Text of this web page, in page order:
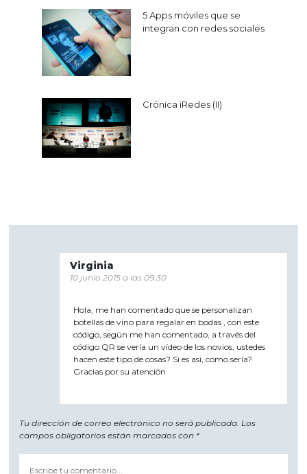
Navegación
de
entradas
5 Apps móviles que se
integran con redes sociales
Crónica iRedes (II)
Virginia
10 junio 2015 a las 09:30
Hola, me han comentado que se personalizan
botellas de vino para regalar en bodas , con este
código, según me han comentado, a través del
código QR se vería un vídeo de los novios, ustedes
hacen este tipo de cosas? Si es así, como sería?
Gracias por su atención
Tu dirección de correo electrónico no será publicada. Los
campos obligatorios están marcados con *